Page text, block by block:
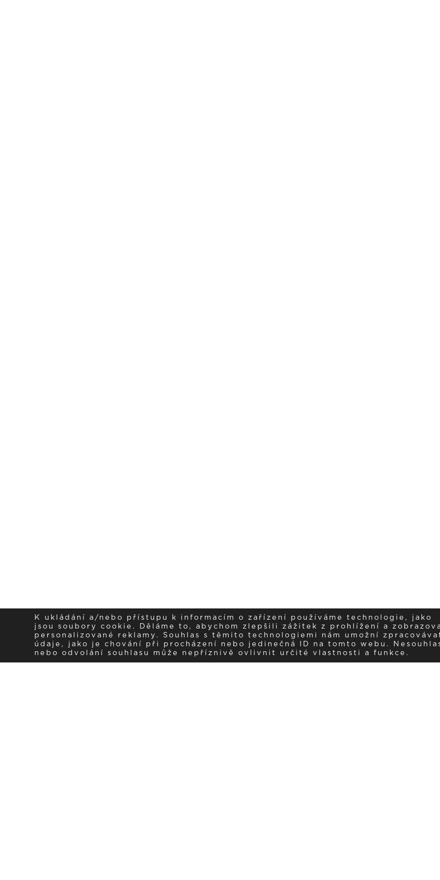
K ukládání a/nebo přístupu k informacím o zařízení používáme technologie, jako
jsou soubory cookie. Děláme to, abychom zlepšili zážitek z prohlížení a
personalizované reklamy. Souhlas s těmito technologiemi nám umožní
údaje, jako je chování při procházení nebo jedinečná ID na tomto webu.
nebo odvolání souhlasu může nepříznivě ovlivnit určité vlastnosti a funkce.